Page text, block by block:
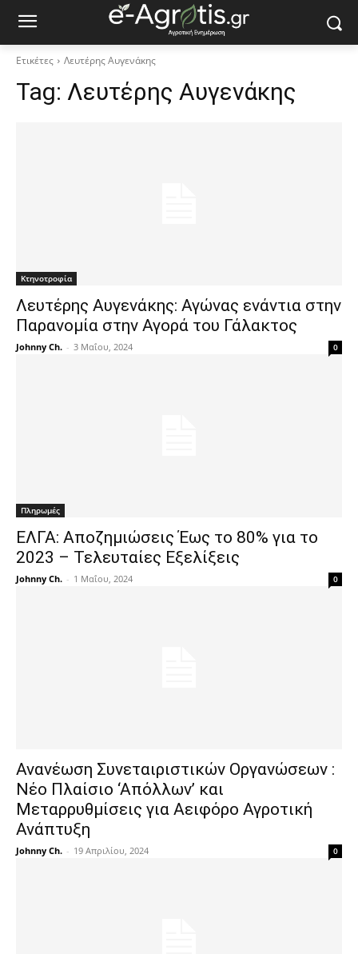
Ετικέτες Λευτέρης Αυγενάκης
Tag: Λευτέρης Αυγενάκης
Κτηνοτροφία
Λευτέρης Αυγενάκης: Αγώνας ενάντια στην
Παρανομία στην Αγορά του Γάλακτος
Johnny Ch. - 3 Μαΐου, 2024 0
Πληρωμές
ΕΛΓΑ: Αποζημιώσεις Έως το 80% για το
2023 – Τελευταίες Εξελίξεις
Johnny Ch. - 1 Μαΐου, 2024 0
Ανανέωση Συνεταιριστικών Οργανώσεων :
Νέο Πλαίσιο ‘Απόλλων’ και
Μεταρρυθμίσεις για Αειφόρο Αγροτική
Ανάπτυξη
Johnny Ch. - 19 Απριλίου, 2024 0